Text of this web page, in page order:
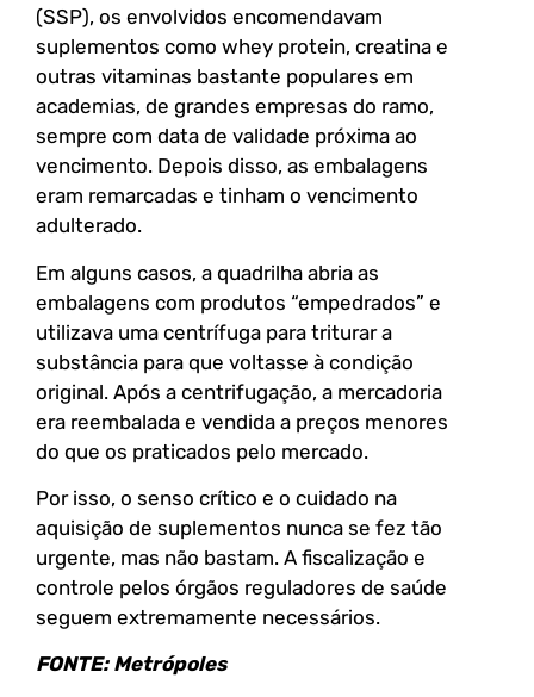
(SSP), os envolvidos encomendavam
suplementos como whey protein, creatina e
outras vitaminas bastante populares em
academias, de grandes empresas do ramo,
sempre com data de validade próxima ao
vencimento. Depois disso, as embalagens
eram remarcadas e tinham o vencimento
adulterado.
Em alguns casos, a quadrilha abria as
embalagens com produtos “empedrados” e
utilizava uma centrífuga para triturar a
substância para que voltasse à condição
original. Após a centrifugação, a mercadoria
era reembalada e vendida a preços menores
do que os praticados pelo mercado.
Por isso, o senso crítico e o cuidado na
aquisição de suplementos nunca se fez tão
urgente, mas não bastam. A fiscalização e
controle pelos órgãos reguladores de saúde
seguem extremamente necessários.
FONTE: Metrópoles